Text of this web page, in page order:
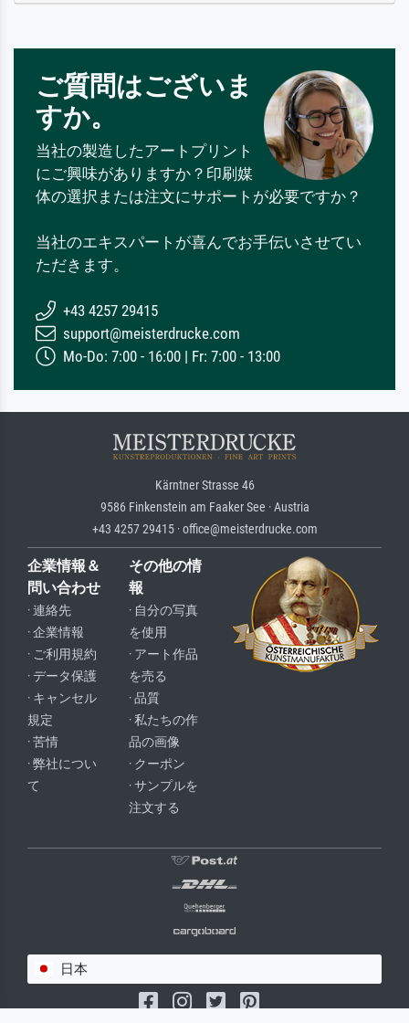
ご質問はございま
すか。
当社の製造したアートプリント
にご興味がありますか？印刷媒
体の選択または注文にサポートが必要ですか？
当社のエキスパートが喜んでお手伝いさせてい
ただきます。
+43 4257 29415
support@meisterdrucke.com
Mo-Do: 7:00 - 16:00 | Fr: 7:00 - 13:00
Kärntner Strasse 46
9586 Finkenstein am Faaker See · Austria
+43 4257 29415 · office@meisterdrucke.com
企業情報＆
問い合わせ
· 連絡先
· 企業情報
· ご利用規約
· データ保護
· キャンセル
規定
· 苦情
· 弊社につい
て
その他の情
報
· 自分の写真
を使用
· アート作品
を売る
· 品質
· 私たちの作
品の画像
· クーポン
· サンプルを
注文する
日本